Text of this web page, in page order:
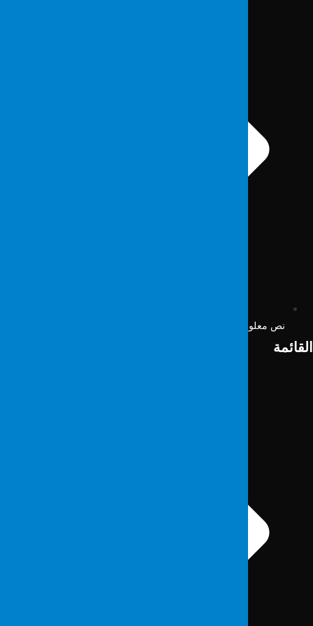
نص معلومات ملف تعريف الارتباط